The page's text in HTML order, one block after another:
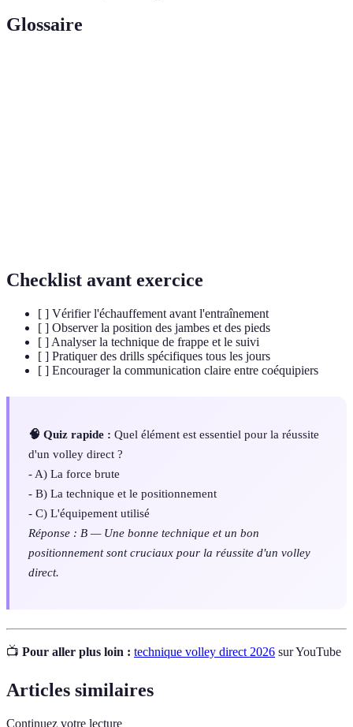
Glossaire
Checklist avant exercice
[ ] Vérifier l'échauffement avant l'entraînement
[ ] Observer la position des jambes et des pieds
[ ] Analyser la technique de frappe et le suivi
[ ] Pratiquer des drills spécifiques tous les jours
[ ] Encourager la communication claire entre coéquipiers
🧠 Quiz rapide : Quel élément est essentiel pour la réussite
d'un volley direct ?
- A) La force brute
- B) La technique et le positionnement
- C) L'équipement utilisé
Réponse : B — Une bonne technique et un bon
positionnement sont cruciaux pour la réussite d'un volley
direct.
📺 Pour aller plus loin : technique volley direct 2026 sur YouTube
Articles similaires
Continuez votre lecture